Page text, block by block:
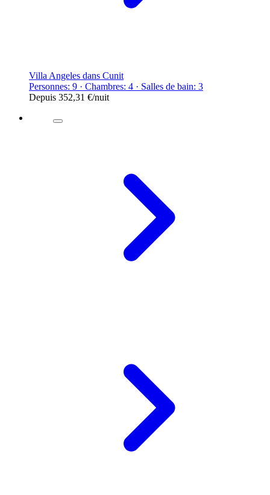
Villa Angeles dans Cunit
Personnes: 9 · Chambres: 4 · Salles de bain: 3
Depuis 352,31 €/nuit